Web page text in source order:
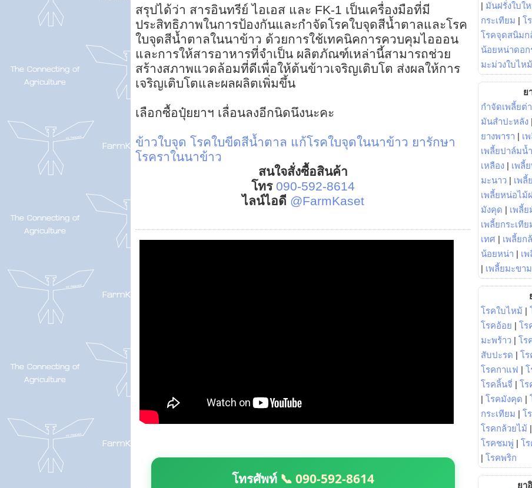
สรุปได้ว่า สารอินทรีย์ ไอเอส และ FK-1 เป็นเครื่องมือที่มี
ประสิทธิภาพในการป้องกันและกำจัดโรคใบจุดสีน้ำตาลและโรค
ใบจุดสีน้ำตาลในนาข้าว ด้วยการใช้เทคนิคการควบคุมไอออน
และการให้สารอาหารที่จำเป็น ผลิตภัณฑ์เหล่านี้สามารถช่วย
สร้างสภาพแวดล้อมที่ดีเพื่อให้ต้นข้าวเจริญเติบโต ส่งผลให้การ
เจริญเติบโตและผลผลิตเพิ่มขึ้น
เลือกซื้อปุ๋ยยาฯ เลื่อนลงอีกนิดนึงนะคะ
ข้าวใบจุด โรคใบขีดสีน้ำตาล แก้โรคใบจุดในนาข้าว ยารักษา
โรคราในนาข้าว
สนใจสั่งซื้อสินค้า
โทร 090-592-8614
ไลน์ไอดี @FarmKaset
โทรศัพท์ 📞 090-592-8614
| มันฝรั่งใบใ
กระเทียม | โ
โรคจุดสนิมก
น้อยหน่าดอก
มะม่วงใบไหม้
ย
กำจัดเพลี้ยต่
มันสำปะหลัง |
ยางพารา | เ
เพลี้ยปาล์มน้
เหลือง | เพลี้
มะนาว | เพลี้
เพลี้ยหน่อไม้
มังคุด | เพลี้
เพลี้ยกระเทีย
เทศ | เพลี้ยก
น้อยหน่า | เ
| เพลี้ยมะขาม
โรคใบไหม้ |
โรคอ้อย | โร
มะพร้าว | โร
สับปะรด | โร
โรคกาแฟ |
โรคลิ้นจี่ | โร
| โรคมังคุด |
กระเทียม | โ
โรคกล้วยไม้ |
โรคชมพู่ | โร
| โรคพริก
ยา